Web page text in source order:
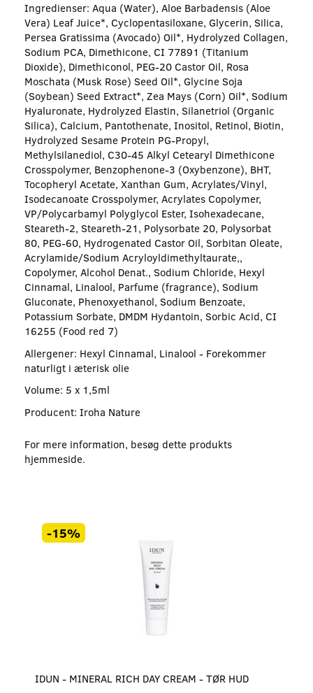
Ingredienser: Aqua (Water), Aloe Barbadensis (Aloe
Vera) Leaf Juice*, Cyclopentasiloxane, Glycerin, Silica,
Persea Gratissima (Avocado) Oil*, Hydrolyzed Collagen,
Sodium PCA, Dimethicone, CI 77891 (Titanium
Dioxide), Dimethiconol, PEG-20 Castor Oil, Rosa
Moschata (Musk Rose) Seed Oil*, Glycine Soja
(Soybean) Seed Extract*, Zea Mays (Corn) Oil*, Sodium
Hyaluronate, Hydrolyzed Elastin, Silanetriol (Organic
Silica), Calcium, Pantothenate, Inositol, Retinol, Biotin,
Hydrolyzed Sesame Protein PG-Propyl,
Methylsilanediol, C30-45 Alkyl Cetearyl Dimethicone
Crosspolymer, Benzophenone-3 (Oxybenzone), BHT,
Tocopheryl Acetate, Xanthan Gum, Acrylates/Vinyl,
Isodecanoate Crosspolymer, Acrylates Copolymer,
VP/Polycarbamyl Polyglycol Ester, Isohexadecane,
Steareth-2, Steareth-21, Polysorbate 20, Polysorbat
80, PEG-60, Hydrogenated Castor Oil, Sorbitan Oleate,
Acrylamide/Sodium Acryloyldimethyltaurate,,
Copolymer, Alcohol Denat., Sodium Chloride, Hexyl
Cinnamal, Linalool, Parfume (fragrance), Sodium
Gluconate, Phenoxyethanol, Sodium Benzoate,
Potassium Sorbate, DMDM Hydantoin, Sorbic Acid, CI
16255 (Food red 7)
Allergener: Hexyl Cinnamal, Linalool - Forekommer
naturligt i æterisk olie
Volume: 5 x 1,5ml
Producent: Iroha Nature
For mere information, besøg dette produkts
hjemmeside.
-15%
IDUN - MINERAL RICH DAY CREAM - TØR HUD